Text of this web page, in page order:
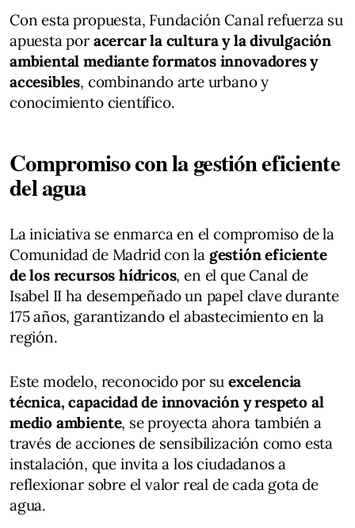
Con esta propuesta, Fundación Canal refuerza su
apuesta por acercar la cultura y la divulgación
ambiental mediante formatos innovadores y
accesibles, combinando arte urbano y
conocimiento científico.
Compromiso con la gestión eficiente
del agua
La iniciativa se enmarca en el compromiso de la
Comunidad de Madrid con la gestión eficiente
de los recursos hídricos, en el que Canal de
Isabel II ha desempeñado un papel clave durante
175 años, garantizando el abastecimiento en la
región.
Este modelo, reconocido por suexcelencia
técnica, capacidad de innovación y respeto al
medio ambiente, se proyecta ahora también a
través de acciones de sensibilización como esta
instalación, que invita a los ciudadanos a
reflexionar sobre el valor real de cada gota de
agua.